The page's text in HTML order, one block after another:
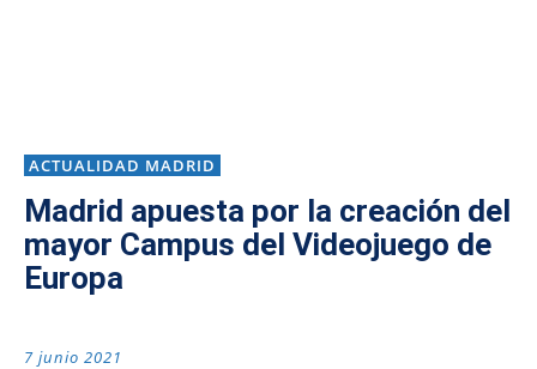
ACTUALIDAD MADRID
Madrid apuesta por la creación del
mayor Campus del Videojuego de
Europa
7 junio 2021